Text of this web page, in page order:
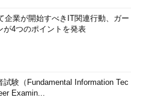
企業が開始すべきIT関連行動、ガー
が4つのポイントを発表
試験（Fundamental Information Tec
Examin...